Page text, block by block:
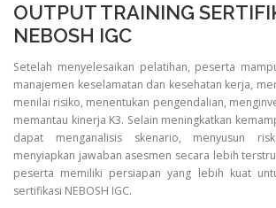
OUTPUT TRAINING
NEBOSH IGC
Setelah menyelesaikan pelatihan, peserta
manajemen keselamatan dan kesehatan kerja,
menilai risiko, menentukan pengendalian,
memantau kinerja K3. Selain meningkatkan
dapat menganalisis skenario, menyusun
menyiapkan jawaban asesmen secara lebih
peserta memiliki persiapan yang lebih kuat
sertifikasi NEBOSH IGC.